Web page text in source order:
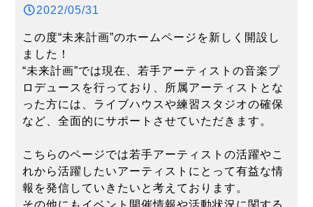
2022/05/31
この度“未来計画”のホームページを新しく開設し
ました！
“未来計画”では現在、若手アーティストの音楽プ
ロデュースを行っており、所属アーティストとな
った方には、ライブハウスや練習スタジオの確保
など、全面的にサポートさせていただきます。
こちらのページでは若手アーティストの活躍やこ
れから活躍したいアーティストにとって有益な情
報を発信していきたいと考えております。
その他にもイベント開催情報や活動状況に関する